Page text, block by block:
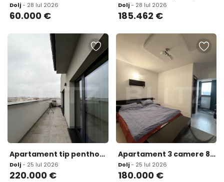
Dolj- 28 Iul 2026
60.000 €
Dolj- 28 Iul 2026
185.462 €
Apartament tip penthouse 2 camere decomandate terase panor
Dolj- 25 Iul 2026
220.000 €
Apartament 3 camere 87 56 mp utili zona Calea Severinului
Dolj- 25 Iul 2026
180.000 €